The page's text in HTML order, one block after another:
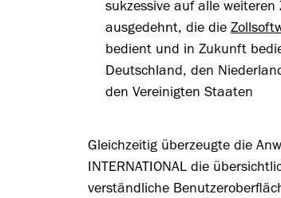
sukzessive auf alle weiteren
ausgedehnt, die die
bedient und in Zukunft
Deutschland, den
den Vereinigten Staaten
Gleichzeitig überzeugte die
INTERNATIONAL die
verständliche